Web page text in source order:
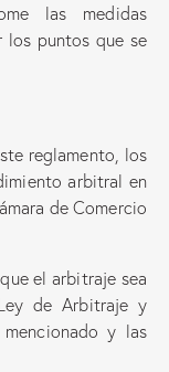
las medidas
los puntos que se
reglamento, los
arbitral en
de Comercio
el arbitraje sea
de Arbitraje y
y las